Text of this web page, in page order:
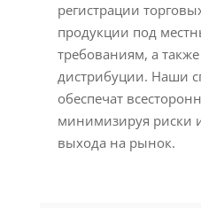
регистрации
продукции под
требованиям, а
дистрибуции. Наши
обеспечат
минимизируя риски
выхода на рынок.